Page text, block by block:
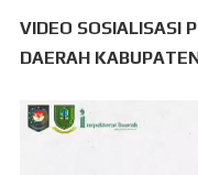
VIDEO SOSIALISASI
DAERAH